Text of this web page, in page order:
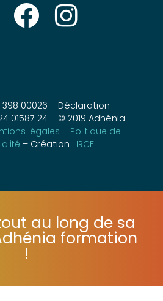
398 00026 – Déclaration
01587 24 – © 2019 Adhénia
légales – Politique de
– Création : IRCF
au long de sa
formation
!